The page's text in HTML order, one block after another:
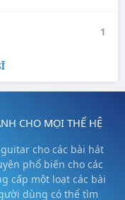
1
CHO MỌI THẾ HỆ
cho các bài hát
phổ biến cho các
cấp một loạt các bài
dùng có thể tìm